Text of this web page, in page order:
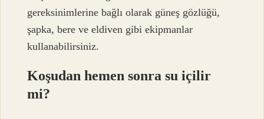
gereksinimlerine bağlı olarak güneş gözlüğü,
şapka, bere ve eldiven gibi ekipmanlar
kullanabilirsiniz.
Koşudan hemen sonra su içilir
mi?